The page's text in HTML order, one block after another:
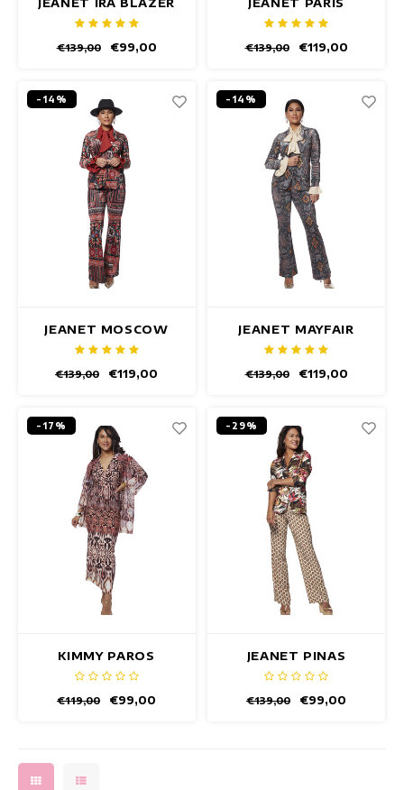
€139,00 €99,00
BLAZER
€139,00 €119,00
-14%
JEANET MOSCOW
BLAZER
€139,00 €119,00
-14%
JEANET MAYFAIR
BLAZER
€139,00 €119,00
-17%
KIMMY PAROS
KIMONO
€119,00 €99,00
-29%
JEANET PINAS
BLAZER
€139,00 €99,00